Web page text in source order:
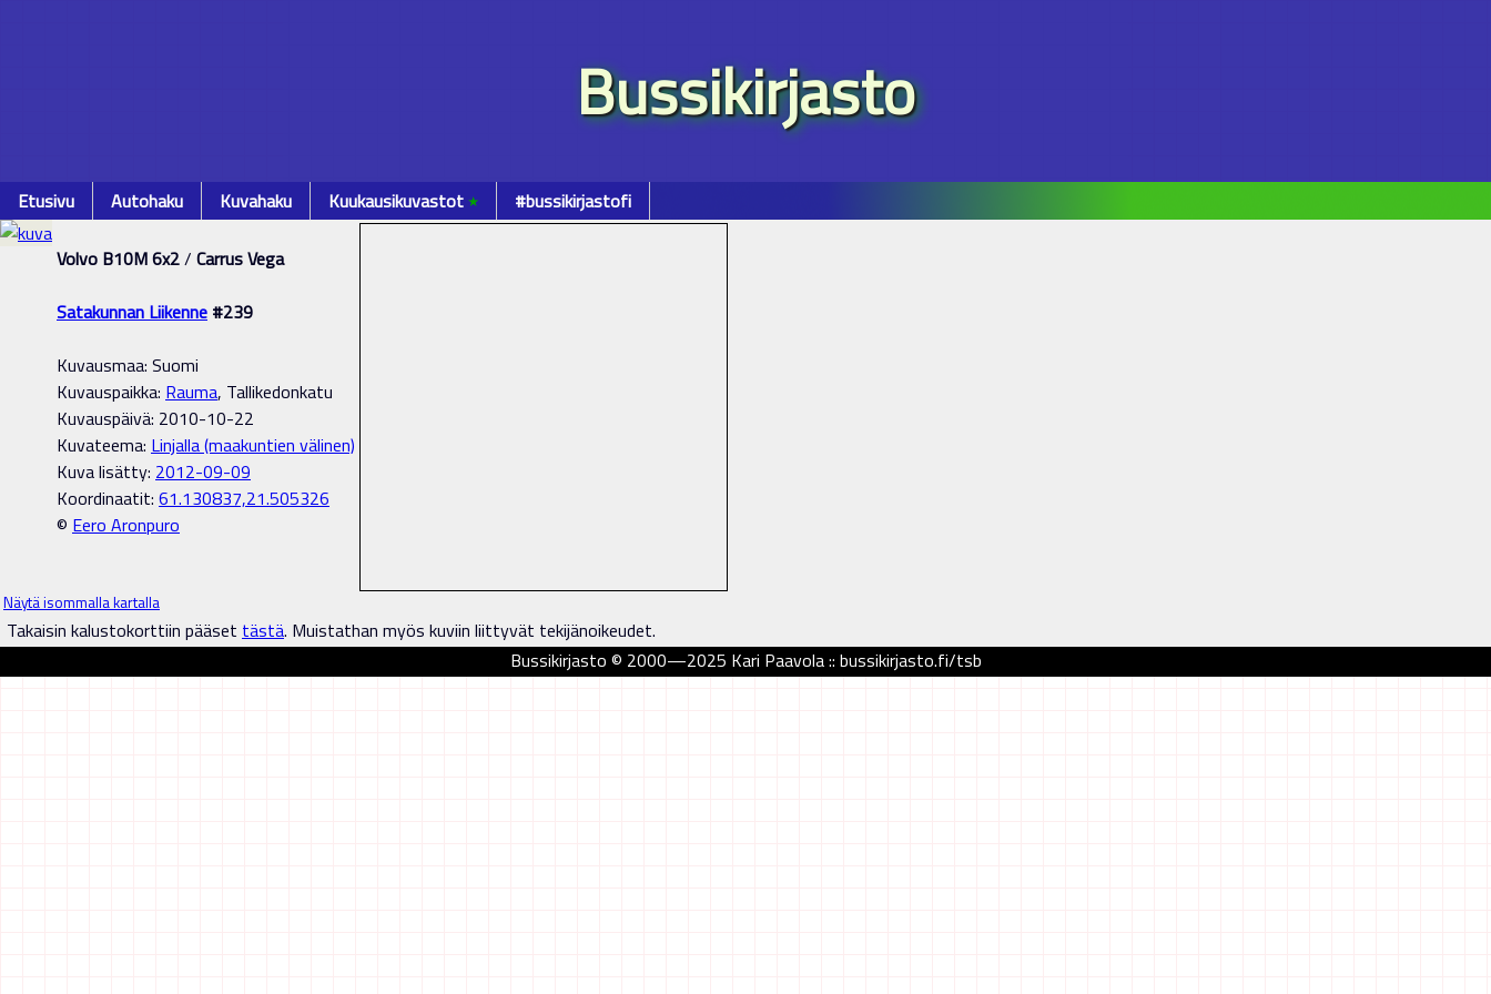
Bussikirjasto
Etusivu Autohaku Kuvahaku Kuukausikuvastot٭ #bussikirjastofi
Volvo B10M 6x2/ Carrus Vega
Satakunnan Liikenne #239
Kuvausmaa: Suomi
Kuvauspaikka: Rauma, Tallikedonkatu
Kuvauspäivä: 2010-10-22
Kuvateema: Linjalla (maakuntien välinen)
Kuva lisätty: 2012-09-09
Koordinaatit: 61.130837,21.505326
© Eero Aronpuro
Näytä isommalla kartalla
Takaisin kalustokorttiin pääset tästä. Muistathan myös kuviin liittyvät tekijänoikeudet.
Bussikirjasto © 2000—2025 Kari Paavola :: bussikirjasto.fi/tsb